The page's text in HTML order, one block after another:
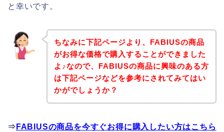
と幸いです。
ちなみに下記ページより、FABIUSの商品
がお得な価格で購入することができました
よ♪なので、FABIUSの商品に興味のある方
は下記ページなどを参考にされてみてはい
かがでしょうか？
⇒ FABIUSの商品を今すぐお得に購入したい方はこちら